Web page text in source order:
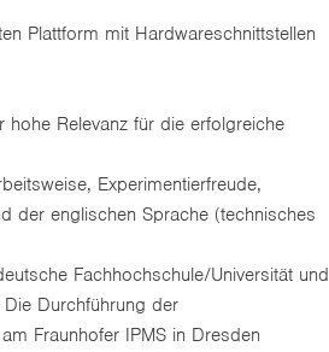
Plattform mit Hardwareschnittstellen
Relevanz für die erfolgreiche
Experimentierfreude,
der englischen Sprache (technisches
Fachhochschule/Universität und
Durchführung der
Fraunhofer IPMS in Dresden